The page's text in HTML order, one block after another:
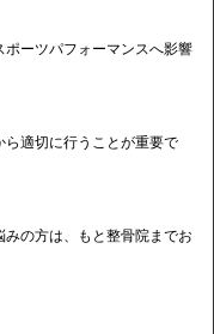
ポーツパフォーマンスへ影響
適切に行うことが重要で
の方は、もと整骨院までお